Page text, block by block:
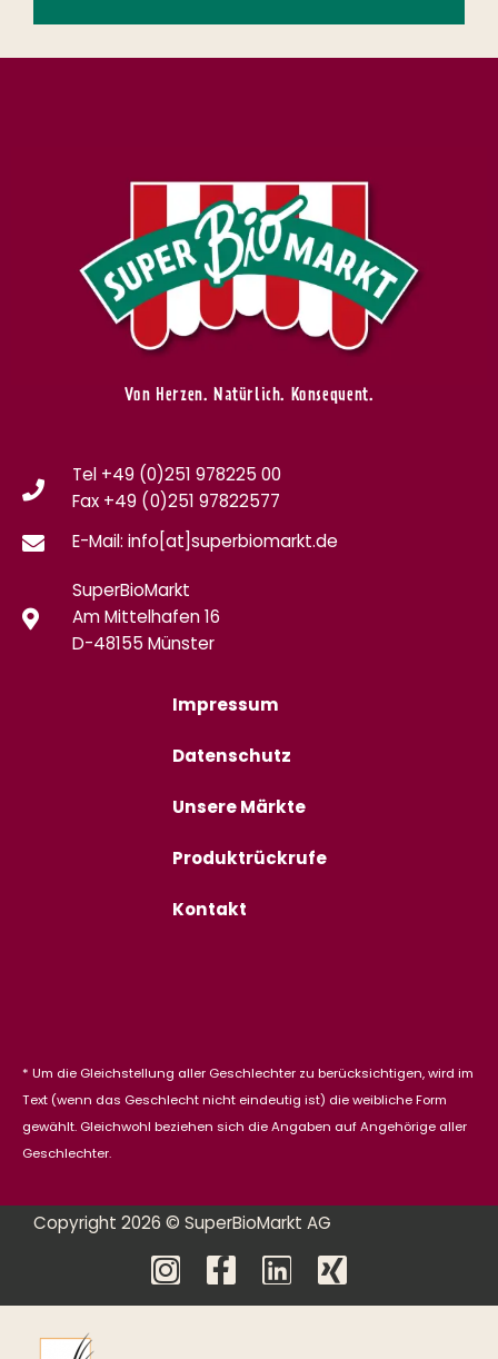
Von Herzen. Natürlich. Konsequent.
Tel +49 (0)251 978225 00
Fax +49 (0)251 97822577
E-Mail: info[at]superbiomarkt.de
SuperBioMarkt
Am Mittelhafen 16
D-48155 Münster
Impressum
Datenschutz
Unsere Märkte
Produktrückrufe
Kontakt
* Um die Gleichstellung aller Geschlechter zu berücksichtigen, wird im
Text (wenn das Geschlecht nicht eindeutig ist) die weibliche Form
gewählt. Gleichwohl beziehen sich die Angaben auf Angehörige aller
Geschlechter.
Copyright 2026 © SuperBioMarkt AG